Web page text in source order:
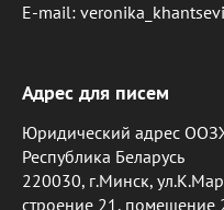
E-mail:
Адрес для писем
Юридический адрес
Республика Беларусь
220030, г.Минск,
строение 21, помещение